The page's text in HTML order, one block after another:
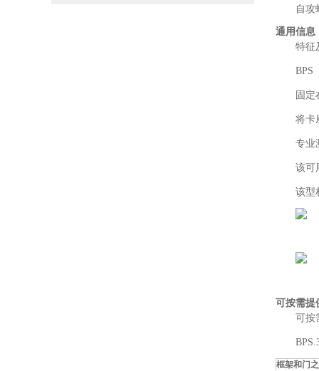
自攻
通用信息
特征
BPS
固定
将卡
专业
该可
该型
可按需提
可按
框架和门